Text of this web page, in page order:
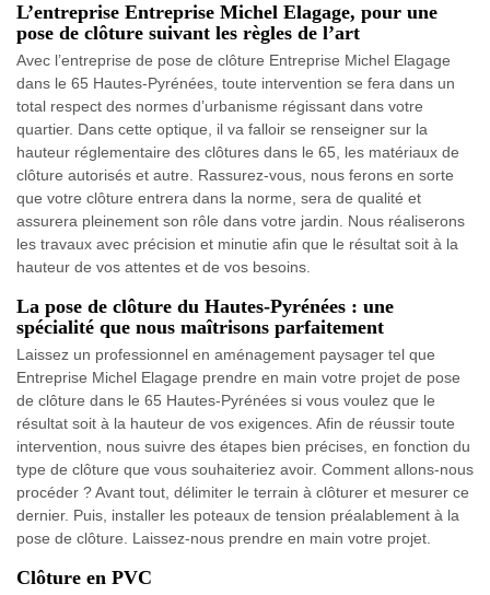
L’entreprise Entreprise Michel Elagage, pour une
pose de clôture suivant les règles de l’art
Avec l’entreprise de pose de clôture Entreprise Michel Elagage
dans le 65 Hautes-Pyrénées, toute intervention se fera dans un
total respect des normes d’urbanisme régissant dans votre
quartier. Dans cette optique, il va falloir se renseigner sur la
hauteur réglementaire des clôtures dans le 65, les matériaux de
clôture autorisés et autre. Rassurez-vous, nous ferons en sorte
que votre clôture entrera dans la norme, sera de qualité et
assurera pleinement son rôle dans votre jardin. Nous réaliserons
les travaux avec précision et minutie afin que le résultat soit à la
hauteur de vos attentes et de vos besoins.
La pose de clôture du Hautes-Pyrénées : une
spécialité que nous maîtrisons parfaitement
Laissez un professionnel en aménagement paysager tel que
Entreprise Michel Elagage prendre en main votre projet de pose
de clôture dans le 65 Hautes-Pyrénées si vous voulez que le
résultat soit à la hauteur de vos exigences. Afin de réussir toute
intervention, nous suivre des étapes bien précises, en fonction du
type de clôture que vous souhaiteriez avoir. Comment allons-nous
procéder ? Avant tout, délimiter le terrain à clôturer et mesurer ce
dernier. Puis, installer les poteaux de tension préalablement à la
pose de clôture. Laissez-nous prendre en main votre projet.
Clôture en PVC